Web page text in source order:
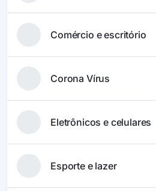
Comércio e escritório
Corona Vírus
Eletrônicos e celulares
Esporte e lazer